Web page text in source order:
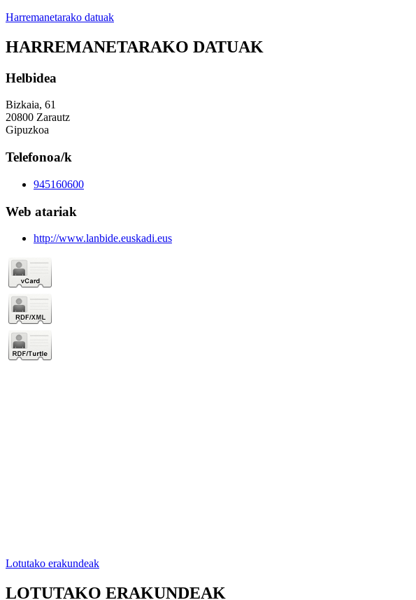
Harremanetarako datuak
HARREMANETARAKO DATUAK
Helbidea
Bizkaia, 61
20800 Zarautz
Gipuzkoa
Telefonoa/k
945160600
Web atariak
http://www.lanbide.euskadi.eus
Lotutako erakundeak
LOTUTAKO ERAKUNDEAK